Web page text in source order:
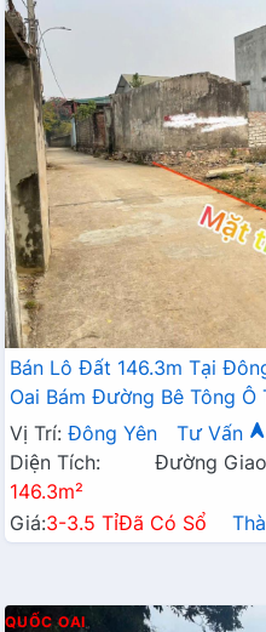
Bán Lô Đất 146.3m Tại
Oai Bám Đường Bê Tông Ô
Đất Dâ Cư Đông Đúc Gần
Học Ủy Ban Giá Rẻ Đầu Tư
Vị Trí: Đông Yên Tư Vấn
Diện Tích:
146.3m²
Đường
Giá:3-3.5 TỉĐã Có Sổ
QUỐC OAI